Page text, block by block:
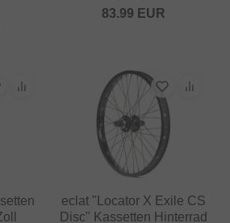
83.99 EUR
eclat "Locator X Exile CS
Disc" Kassetten Hinterrad